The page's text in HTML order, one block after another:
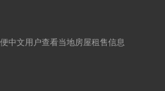
中文用户查看当地房屋租售信息